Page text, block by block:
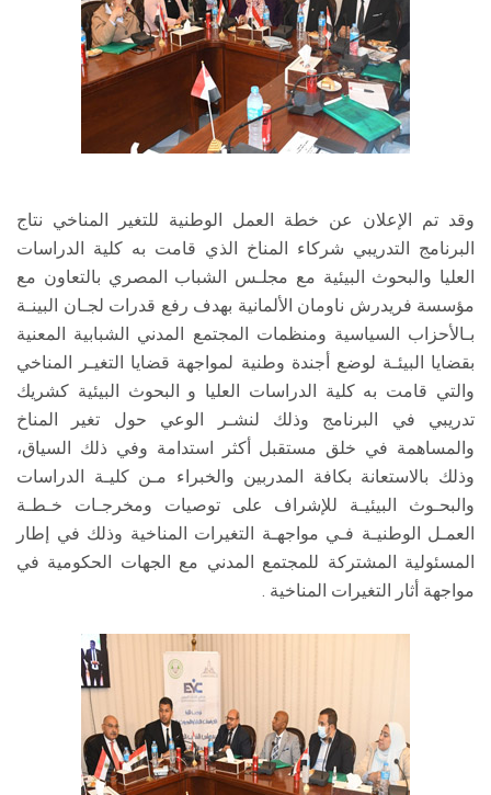
وقد تم الإعلان عن خطة العمل الوطنية للتغير المناخي نتاج
البرنامج التدريبي شركاء المناخ الذي قامت به كلية الدراسات
العليا والبحوث البيئية مع مجلـس الشباب المصري بالتعاون مع
مؤسسة فريدرش ناومان الألمانية بهدف رفع قدرات لجـان البينـة
بـالأحزاب السياسية ومنظمات المجتمع المدني الشبابية المعنية
بقضايا البيئـة لوضع أجندة وطنية لمواجهة قضايا التغيـر المناخي
والتي قامت به كلية الدراسات العليا و البحوث البيئية كشريك
تدريبي في البرنامج وذلك لنشـر الوعي حول تغير المناخ
والمساهمة في خلق مستقبل أكثر استدامة وفي ذلك السياق،
وذلك بالاستعانة بكافة المدربين والخبراء مـن كليـة الدراسات
والبحـوث البيئيـة للإشراف على توصيات ومخرجـات خـطـة
العمـل الوطنيـة فـي مواجهـة التغيرات المناخية وذلك في إطار
المسئولية المشتركة للمجتمع المدني مع الجهات الحكومية في
مواجهة أثار التغيرات المناخية .